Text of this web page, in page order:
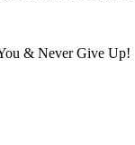
& Never Give Up!